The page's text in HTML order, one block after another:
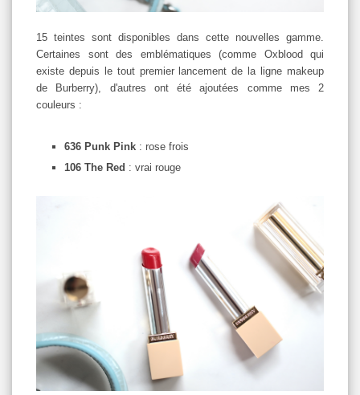
15 teintes sont disponibles dans cette nouvelles gamme.
Certaines sont des emblématiques (comme Oxblood qui
existe depuis le tout premier lancement de la ligne makeup
de Burberry), d'autres ont été ajoutées comme mes 2
couleurs :
636 Punk Pink : rose frois
106 The Red : vrai rouge